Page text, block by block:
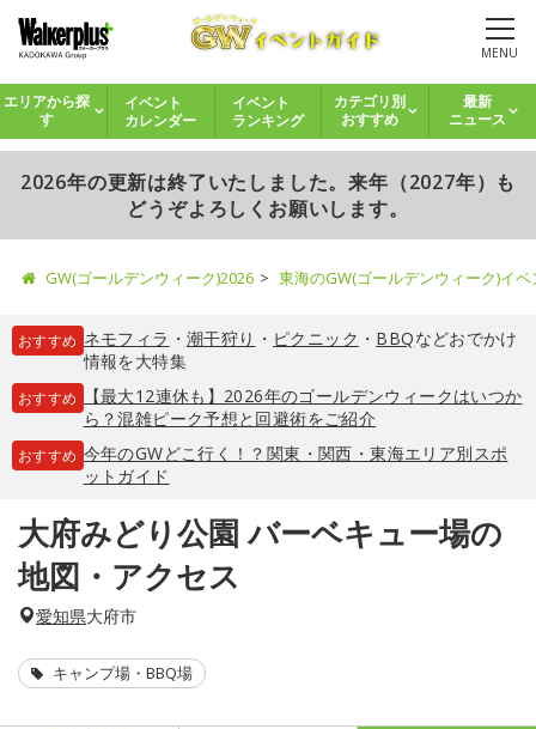
MENU
エリアから探
す
イベント
カレンダー
イベント
ランキング
カテゴリ別
おすすめ
最新
ニュース
2026年の更新は終了いたしました。来年（2027年）も
どうぞよろしくお願いします。
GW(ゴールデンウィーク)2026 東海のGW(ゴールデンウィーク)イ
おすすめ ネモフィラ ・ 潮干狩り ・ ピクニック ・ BBQなどおでかけ
情報を大特集
おすすめ
【最大12連休も】2026年のゴールデンウィークはいつか
ら？混雑ピーク予想と回避術をご紹介
おすすめ 今年のGWどこ行く！？関東・関西・東海エリア別スポ
ットガイド
大府みどり公園 バーベキュー場の
地図・アクセス
愛知県大府市
キャンプ場・BBQ場